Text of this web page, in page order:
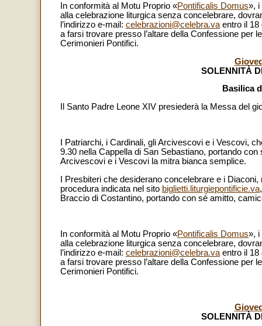
In conformità al Motu Proprio «Pontificalis Domus», i
alla celebrazione liturgica senza concelebrare,
l’indirizzo e-mail: celebrazioni@celebra.va entro il 18
a farsi trovare presso l’altare della Confessione per
Cerimonieri Pontifici.
SOLENNITÀ
Basilica
Il Santo Padre Leone XIV presiederà la Messa del
I Patriarchi, i Cardinali, gli Arcivescovi e i Vescovi,
9.30 nella Cappella di San Sebastiano, portando
Arcivescovi e i Vescovi la mitra bianca semplice.
I Presbiteri che desiderano concelebrare e i
procedura indicata nel sito biglietti.liturgiepontificie.va
Braccio di Costantino, portando con sé amitto,
In conformità al Motu Proprio «Pontificalis Domus», i
alla celebrazione liturgica senza concelebrare,
l’indirizzo e-mail: celebrazioni@celebra.va entro il 18
a farsi trovare presso l’altare della Confessione per
Cerimonieri Pontifici.
SOLENNITÀ